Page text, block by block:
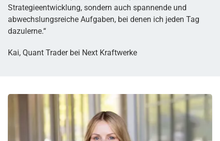
Strategieentwicklung, sondern auch spannende und
abwechslungsreiche Aufgaben, bei denen ich jeden Tag
dazulerne.“
Kai, Quant Trader bei Next Kraftwerke